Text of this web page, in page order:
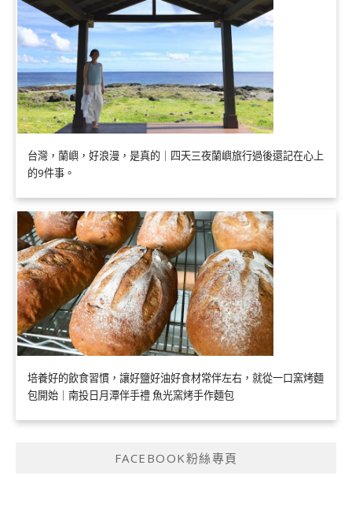
台灣，蘭嶼，好浪漫，是真的｜四天三夜蘭嶼旅行過後還記在心上
的9件事。
培養好的飲食習慣，讓好鹽好油好食材常伴左右，就從一口窯烤麵
包開始｜南投日月潭伴手禮 魚光窯烤手作麵包
FACEBOOK粉絲專頁